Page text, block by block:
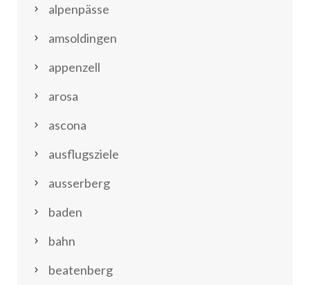
alpenpässe
amsoldingen
appenzell
arosa
ascona
ausflugsziele
ausserberg
baden
bahn
beatenberg